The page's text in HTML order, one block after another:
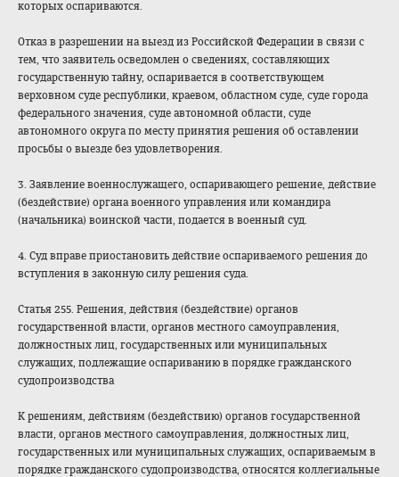
которых оспариваются.
Отказ в разрешении на выезд из Российской Федерации в связи с
тем, что заявитель осведомлен о сведениях, составляющих
государственную тайну, оспаривается в соответствующем
верховном суде республики, краевом, областном суде, суде города
федерального значения, суде автономной области, суде
автономного округа по месту принятия решения об оставлении
просьбы о выезде без удовлетворения.
3. Заявление военнослужащего, оспаривающего решение, действие
(бездействие) органа военного управления или командира
(начальника) воинской части, подается в военный суд.
4. Суд вправе приостановить действие оспариваемого решения до
вступления в законную силу решения суда.
Статья 255. Решения, действия (бездействие) органов
государственной власти, органов местного самоуправления,
должностных лиц, государственных или муниципальных
служащих, подлежащие оспариванию в порядке гражданского
судопроизводства
К решениям, действиям (бездействию) органов государственной
власти, органов местного самоуправления, должностных лиц,
государственных или муниципальных служащих, оспариваемым в
порядке гражданского судопроизводства, относятся коллегиальные